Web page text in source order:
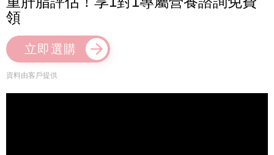
領
立即選購
資料由客戶提供